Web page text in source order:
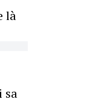
là
sa